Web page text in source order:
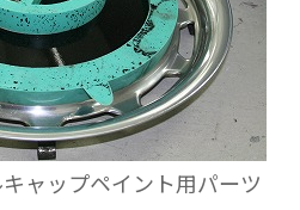
ャップペイント用パーツ